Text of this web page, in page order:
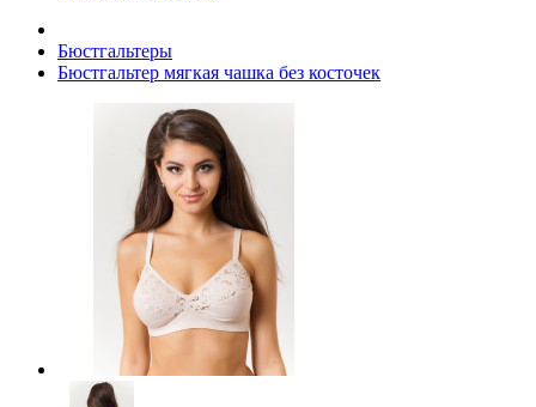
Бюстгальтеры
Бюстгальтер мягкая чашка без косточек